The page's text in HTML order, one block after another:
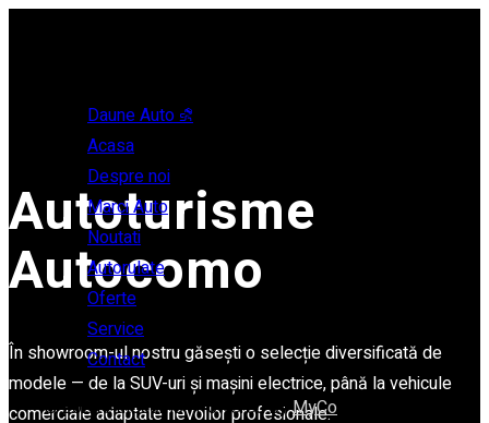
Daune Auto ⛐
Acasa
Despre noi
Marci Auto
Noutati
Autorulate
Oferte
Service
Contact
© 2024 Autocomo . Powered byMyCo
Autoturisme
Autocomo
În showroom-ul nostru găsești o selecție diversificată de
modele — de la SUV-uri și mașini electrice, până la vehicule
comerciale adaptate nevoilor profesionale.